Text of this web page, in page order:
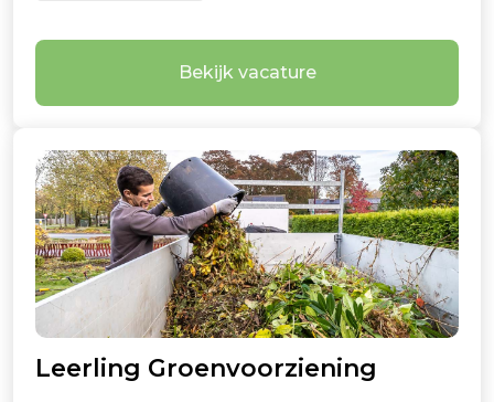
onze gemeenschap. Dit is jouw kans om van je
Bekijk vacature
Leerling Groenvoorziening